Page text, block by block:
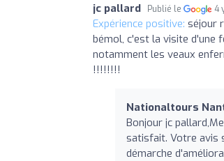
jc pallard Publié le 4
Expérience positive: séjour
bémol, c'est la visite d'une
notamment les veaux
!!!!!!!!
Nationaltours
Bonjour jc
satisfait. Votre avis
démarche